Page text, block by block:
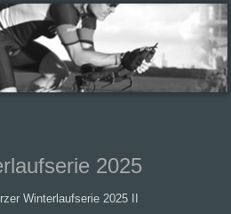
2025
Winterlaufserie 2025 II